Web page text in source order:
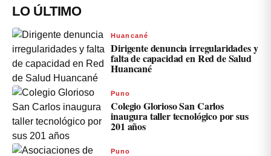
LO ÚLTIMO
Huancané
Dirigente denuncia irregularidades y
falta de capacidad en Red de Salud
Huancané
Puno
Colegio Glorioso San Carlos
inaugura taller tecnológico por sus
201 años
Puno